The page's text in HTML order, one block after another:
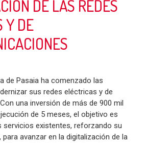
DE LAS REDES
Y DE
de Pasaia ha comenzado las
sus redes eléctricas y de
una inversión de más de 900 mil
de 5 meses, el objetivo es
servicios existentes, reforzando su
para avanzar en la digitalización de la